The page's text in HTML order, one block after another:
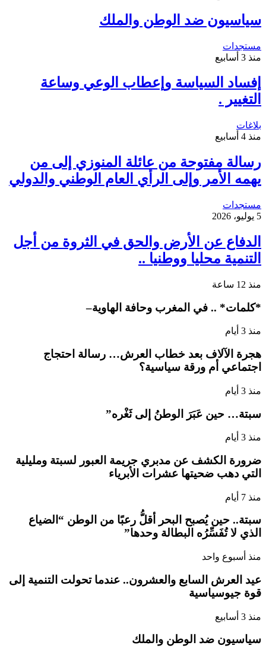
سياسيون ضد الوطن والملك
مستجدات
منذ 3 أسابيع
إفساد السياسة وإعطاب الوعي وساعة
التغيير .
بلاغات
منذ 4 أسابيع
رسالة مفتوحة من عائلة المنوزي إلى من
يهمه الأمر وإلى الرأي العام الوطني والدولي
مستجدات
5 يوليو، 2026
الدفاع عن الأرض والحق في الثروة من أجل
التنمية محليا ووطنيا ..
منذ 12 ساعة
*كلمات* .. في المغرب وحافة الهاوية–
منذ 3 أيام
هجرة الآلاف بعد خطاب العرش… رسالة احتجاج
اجتماعي أم ورقة سياسية؟
منذ 3 أيام
سبتة… حين عَبَرَ الوطنُ إلى ثَغْره”
منذ 3 أيام
ضرورة الكشف عن مدبري جريمة العبور لسبتة ومليلية
التي دهب ضحيتها عشرات الأبرياء
منذ 7 أيام
سبتة.. حين يُصبح البحر أقلُّ رعبًا من الوطن “الضياع
الذي لا تُفَسِّرُه البطالة وحدها”
منذ أسبوع واحد
عيد العرش السابع والعشرون.. عندما تحولت التنمية إلى
قوة جيوسياسية
منذ 3 أسابيع
سياسيون ضد الوطن والملك